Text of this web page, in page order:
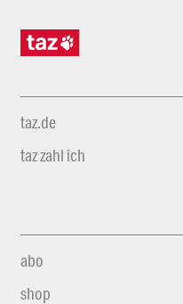
taz.de
taz zahl ich
abo
shop